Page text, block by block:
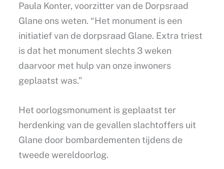
Paula Konter, voorzitter van de Dorpsraad
Glane ons weten. “Het monument is een
initiatief van de dorpsraad Glane. Extra triest
is dat het monument slechts 3 weken
daarvoor met hulp van onze inwoners
geplaatst was.”
Het oorlogsmonument is geplaatst ter
herdenking van de gevallen slachtoffers uit
Glane door bombardementen tijdens de
tweede wereldoorlog.